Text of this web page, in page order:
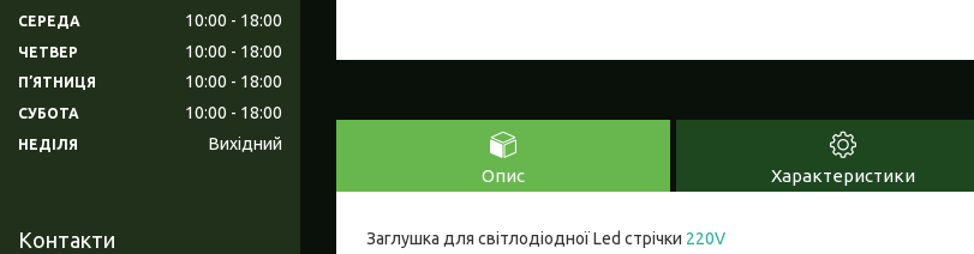
Опис Характеристики
Заглушка для світлодіодної Led стрічки 220V
СЕРЕДА 10:00 18:00
ЧЕТВЕР 10:00 18:00
ПʼЯТНИЦЯ 10:00 18:00
СУБОТА 10:00 18:00
НЕДІЛЯ Вихідний
Контакти